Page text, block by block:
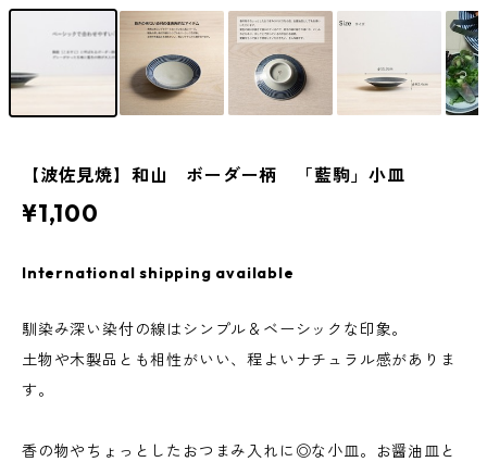
【波佐見焼】和山 ボーダー柄 「藍駒」小皿
¥1,100
International shipping available
馴染み深い染付の線はシンプル＆ベーシックな印象。
土物や木製品とも相性がいい、程よいナチュラル感がありま
す。
香の物やちょっとしたおつまみ入れに◎な小皿。お醤油皿と